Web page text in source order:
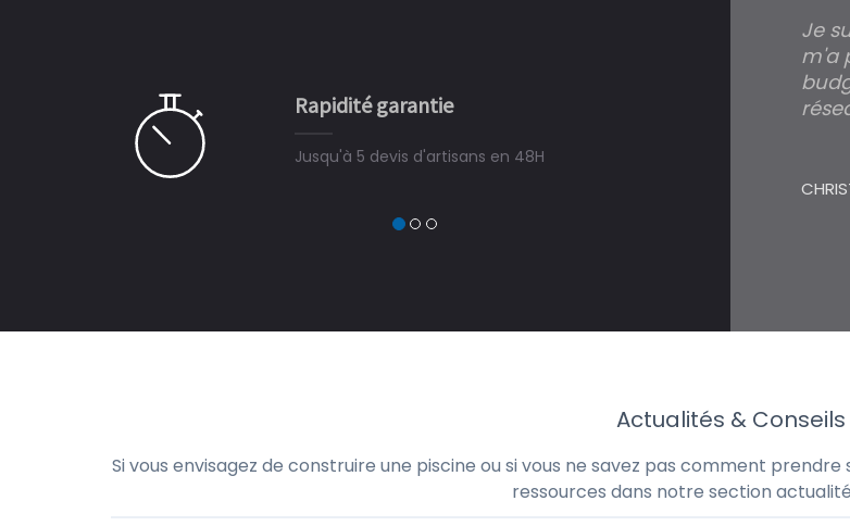
Rapidité garantie
Jusqu'à 5 devis d'artisans en 48H
ne peut plus s'en passer.
Je
m'a
Actualités & Conseils
Si vous envisagez de construire une piscine ou si vous ne savez pas comment
ressources dans notre section